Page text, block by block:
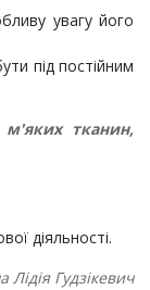
увагу його
під постійним
тканин,
діяльності.
Гудзікевич